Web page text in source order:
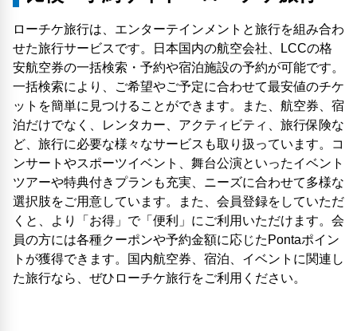
ローチケ旅行は、エンターテインメントと旅行を組み合わ
せた旅行サービスです。日本国内の航空会社、LCCの格
安航空券の一括検索・予約や宿泊施設の予約が可能です。
一括検索により、ご希望やご予定に合わせて最安値のチケ
ットを簡単に見つけることができます。また、航空券、宿
泊だけでなく、レンタカー、アクティビティ、旅行保険な
ど、旅行に必要な様々なサービスも取り扱っています。コ
ンサートやスポーツイベント、舞台公演といったイベント
ツアーや特典付きプランも充実、ニーズに合わせて多様な
選択肢をご用意しています。また、会員登録をしていただ
くと、より「お得」で「便利」にご利用いただけます。会
員の方には各種クーポンや予約金額に応じたPontaポイン
トが獲得できます。国内航空券、宿泊、イベントに関連し
た旅行なら、ぜひローチケ旅行をご利用ください。